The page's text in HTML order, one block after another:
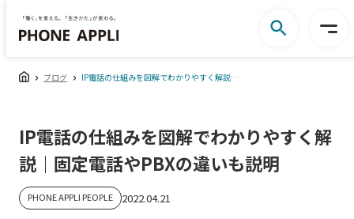
ブログ IP電話の仕組みを図解でわかりやすく解説｜固定電話やPBXの違いも説明
IP電話の仕組みを図解でわかりやすく解
説｜固定電話やPBXの違いも説明
PHONE APPLI PEOPLE 2022.04.21